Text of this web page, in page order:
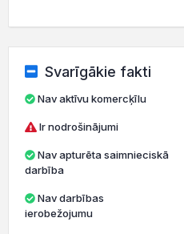
Svarīgākie fakti
Nav aktīvu komercķīlu
Ir nodrošinājumi
darbība
ierobežojumu